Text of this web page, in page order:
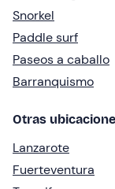
Snorkel
Paddle surf
Paseos a caballo
Barranquismo
Otras
Lanzarote
Fuerteventura